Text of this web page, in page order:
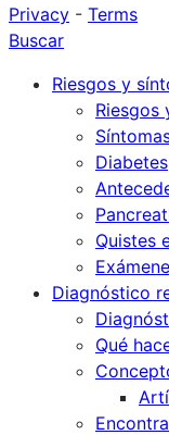
Privacy - Terms
Buscar
Riesgos y
Riesgos
Diabetes
Quistes
Diagnóstico
Qué